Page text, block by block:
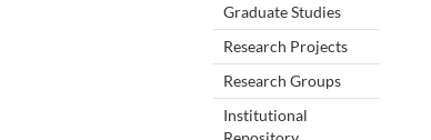
Graduate Studies
Research Projects
Research Groups
Institutional